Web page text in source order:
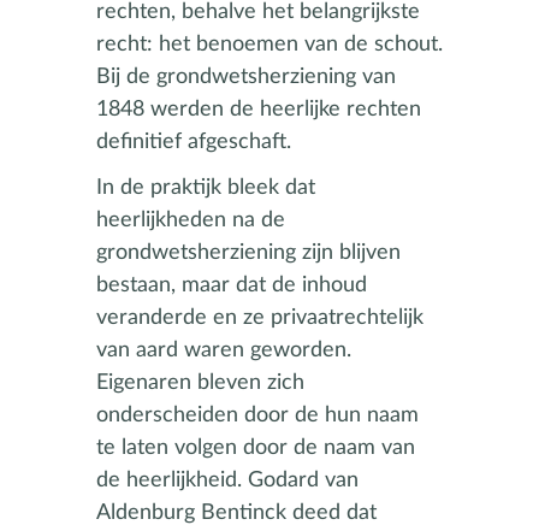
rechten, behalve het belangrijkste
recht: het benoemen van de schout.
Bij de grondwetsherziening van
1848 werden de heerlijke rechten
definitief afgeschaft.
In de praktijk bleek dat
heerlijkheden na de
grondwetsherziening zijn blijven
bestaan, maar dat de inhoud
veranderde en ze privaatrechtelijk
van aard waren geworden.
Eigenaren bleven zich
onderscheiden door de hun naam
te laten volgen door de naam van
de heerlijkheid. Godard van
Aldenburg Bentinck deed dat